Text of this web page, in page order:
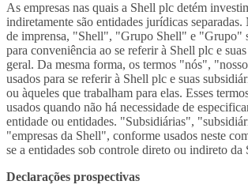
As empresas nas quais a Shell plc detém
indiretamente são entidades jurídicas
de imprensa, "Shell", "Grupo Shell" e "Grupo"
para conveniência ao se referir à Shell plc e
geral. Da mesma forma, os termos "nós",
usados para se referir à Shell plc e suas
ou àqueles que trabalham para elas. Esses
usados quando não há necessidade de
entidade ou entidades. "Subsidiárias",
"empresas da Shell", conforme usados neste
se a entidades sob controle direto ou indireto da
Declarações prospectivas